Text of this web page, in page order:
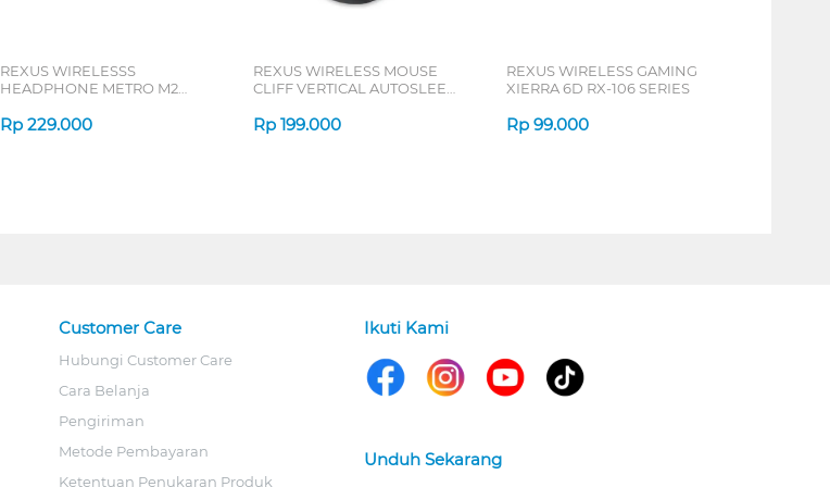
REXUS WIRELESSS
HEADPHONE METRO M2
Rp 229.000
REXUS WIRELESS MOUSE
CLIFF VERTICAL AUTOSLEEP
Rp 199.000
REXUS WIRELESS GAMING
XIERRA 6D RX-106 SERIES
Rp 99.000
Customer Care
Hubungi Customer Care
Cara Belanja
Pengiriman
Metode Pembayaran
Ketentuan Penukaran Produk
Ikuti Kami
Unduh Sekarang